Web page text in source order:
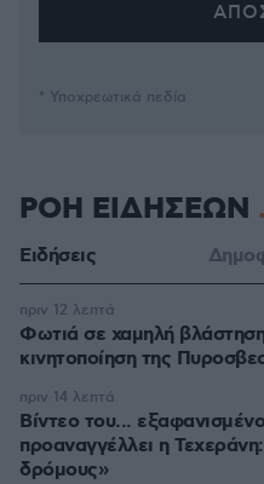
* Υποχρεωτικά πεδία
ΡΟΗ ΕΙΔΗΣΕΩΝ
Ειδήσεις
Φωτιά σε χαμηλή
κινητοποίηση της
πριν 12 λεπτά
Βίντεο του...
προαναγγέλλει η
δρόμους»
πριν 14 λεπτά